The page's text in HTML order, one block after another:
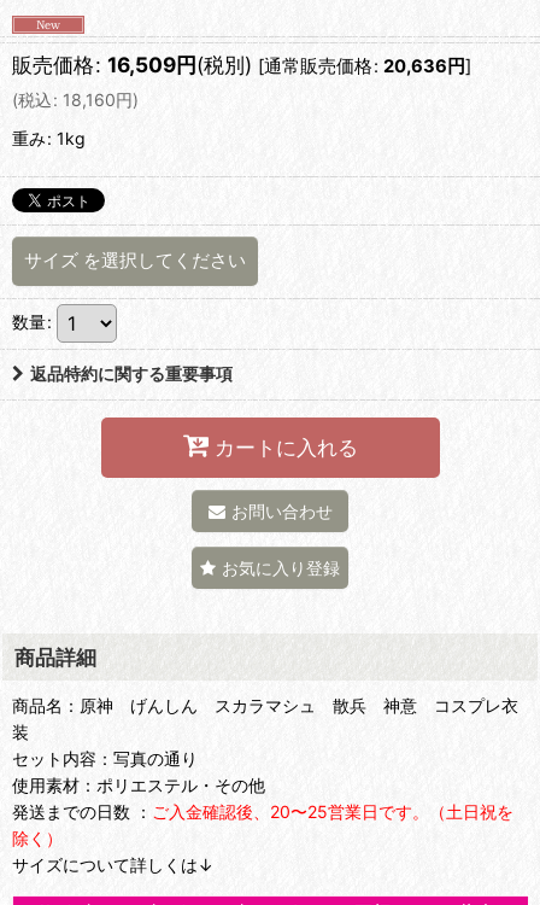
販売価格: 16,509円(税別) [通常販売価格: 20,636 円]
(税込: 18,160円)
重み: 1kg
サイズ を選択してください
数量:
返品特約に関する重要事項
カートに入れる
お問い合わせ
お気に入り登録
商品詳細
商品名：原神 げんしん スカラマシュ 散兵 神意 コスプレ衣
装
セット内容：写真の通り
使用素材：ポリエステル・その他
発送までの日数 ： ご入金確認後、20〜25営業日です。（土日祝を
除く）
サイズについて詳しくは↓